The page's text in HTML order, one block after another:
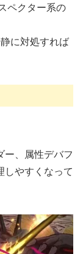
ペクター系の
に対処すれば
ー、属性デバフ
しやすくなって